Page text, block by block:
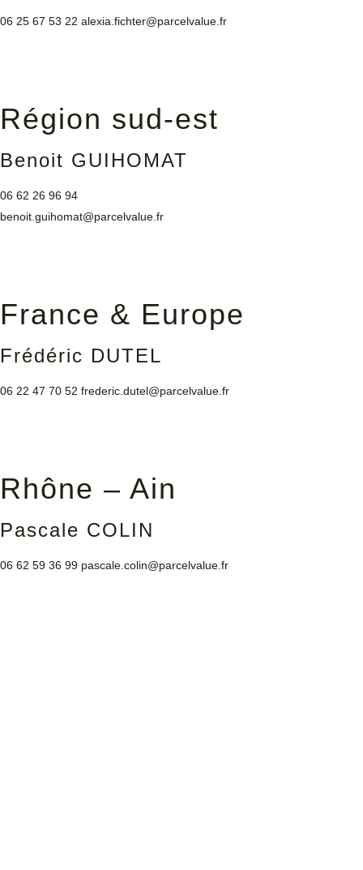
06 25 67 53 22 alexia.fichter@parcelvalue.fr
Région sud-est
Benoit GUIHOMAT
06 62 26 96 94
benoit.guihomat@parcelvalue.fr
France & Europe
Frédéric DUTEL
06 22 47 70 52 frederic.dutel@parcelvalue.fr
Rhône – Ain
Pascale COLIN
06 62 59 36 99 pascale.colin@parcelvalue.fr